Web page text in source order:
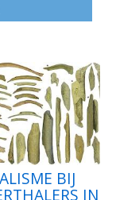
BIJ
IN